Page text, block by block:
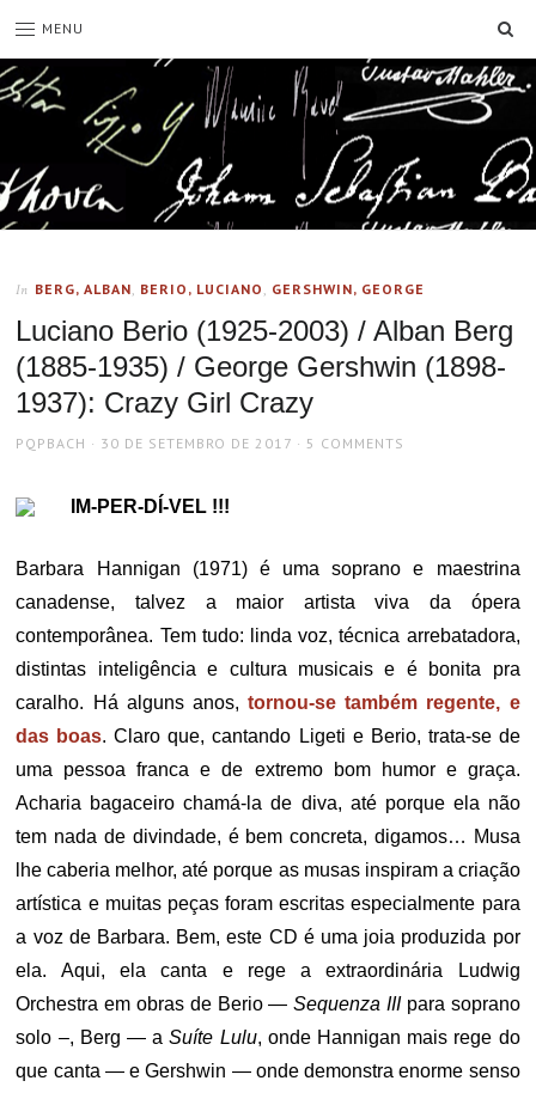
MENU
In BERG, ALBAN, BERIO, LUCIANO , GERSHWIN, GEORGE
Luciano Berio (1925-2003) / Alban Berg
(1885-1935) / George Gershwin (1898-
1937): Crazy Girl Crazy
AUTHOR
PQPBACH
POSTED
30 DE SETEMBRO DE 2017 5 COMMENTS
IM-PER-DÍ-VEL !!!
Barbara Hannigan (1971) é uma soprano e maestrina
canadense, talvez a maior artista viva da ópera
contemporânea. Tem tudo: linda voz, técnica arrebatadora,
distintas inteligência e cultura musicais e é bonita pra
caralho. Há alguns anos,tornou-se também regente, e
das boas. Claro que, cantando Ligeti e Berio, trata-se de
uma pessoa franca e de extremo bom humor e graça.
Acharia bagaceiro chamá-la de diva, até porque ela não
tem nada de divindade, é bem concreta, digamos… Musa
lhe caberia melhor, até porque as musas inspiram a criação
artística e muitas peças foram escritas especialmente para
a voz de Barbara. Bem, este CD é uma joia produzida por
ela. Aqui, ela canta e rege a extraordinária Ludwig
Orchestra em obras de Berio —Sequenza IIIpara soprano
solo –, Berg — aSuíte Lulu, onde Hannigan mais rege do
que canta — e Gershwin — onde demonstra enorme senso